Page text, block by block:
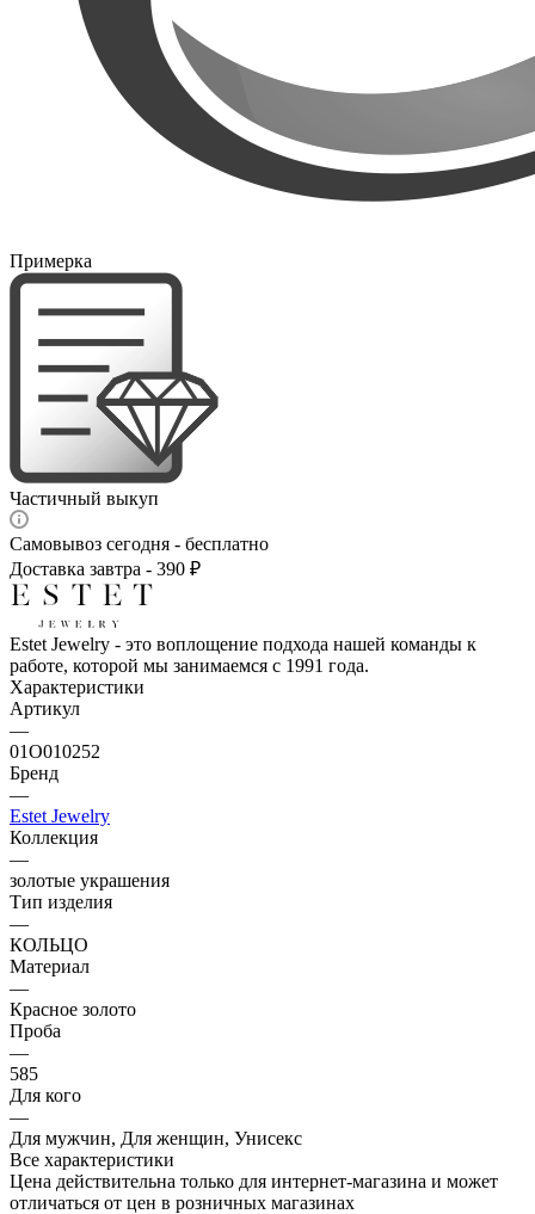
Примерка
Частичный выкуп
Самовывоз сегодня - бесплатно
Доставка завтра - 390 ₽
Estet Jewelry - это воплощение подхода нашей команды к
работе, которой мы занимаемся с 1991 года.
Характеристики
Артикул
—
01О010252
Бренд
—
Estet Jewelry
Коллекция
—
золотые украшения
Тип изделия
—
КОЛЬЦО
Материал
—
Красное золото
Проба
—
585
Для кого
—
Для мужчин, Для женщин, Унисекс
Все характеристики
Цена действительна только для интернет-магазина и может
отличаться от цен в розничных магазинах